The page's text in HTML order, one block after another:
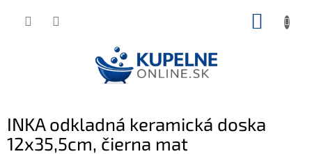
INKA odkladná keramická doska
12x35,5cm, čierna mat